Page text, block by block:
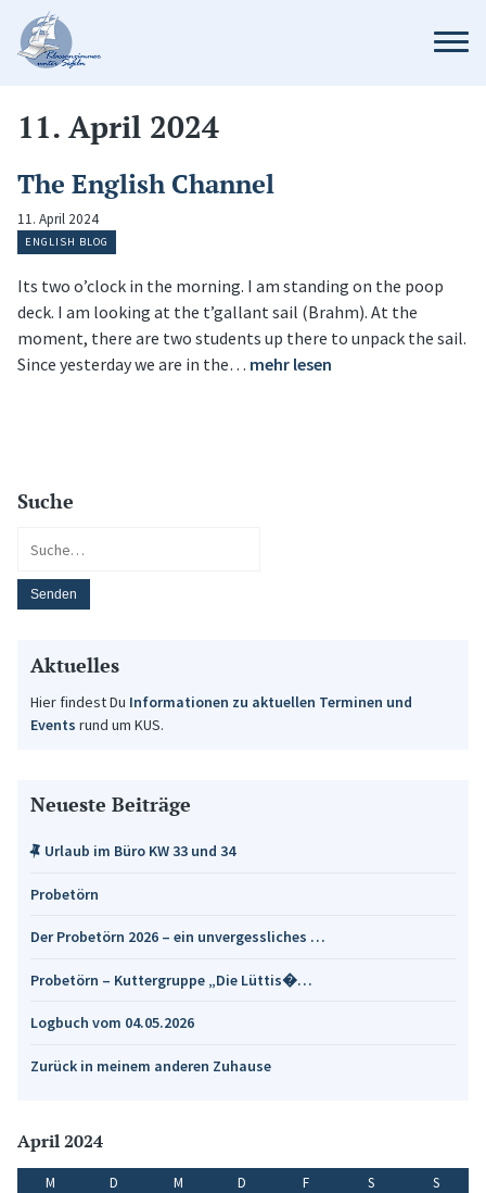
11. April 2024
The English Channel
11. April 2024
ENGLISH BLOG
Its two o’clock in the morning. I am standing on the poop
deck. I am looking at the t’gallant sail (Brahm). At the
moment, there are two students up there to unpack the sail.
Since yesterday we are in the… mehr lesen
Suche
Aktuelles
Hier findest Du Informationen zu aktuellen Terminen und
Events rund um KUS.
Neueste Beiträge
Urlaub im Büro KW 33 und 34
Probetörn
Der Probetörn 2026 – ein unvergessliches …
Probetörn – Kuttergruppe „Die Lüttis�…
Logbuch vom 04.05.2026
Zurück in meinem anderen Zuhause
April 2024
M D M D F S
S